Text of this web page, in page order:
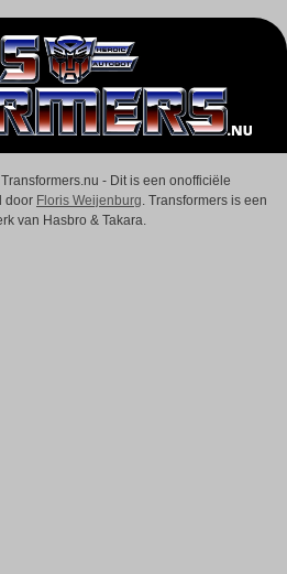
- Dit is een onofficiële
door Floris Weijenburg. Transformers is een
van Hasbro & Takara.